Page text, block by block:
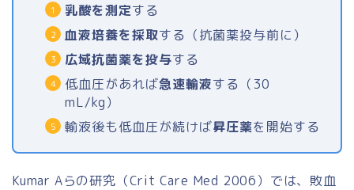
乳酸を測定する
血液培養を採取する（抗菌薬投与前に）
広域抗菌薬を投与する
低血圧があれば急速輸液する（30
mL/kg）
輸液後も低血圧が続けば昇圧薬を開始する
Kumar Aらの研究（Crit Care Med 2006）では、敗血